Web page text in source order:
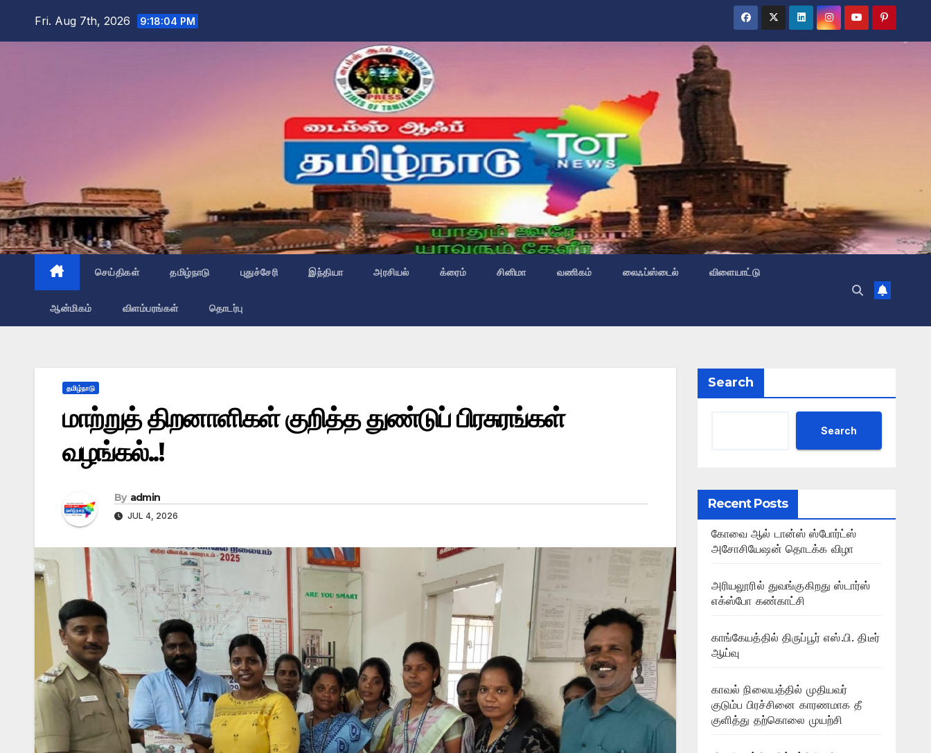
Fri. Aug 7th, 2026 9:18:05 PM
செய்திகள் தமிழ்நாடு புதுச்சேரி இந்தியா அரசியல் க்ரைம் சினிமா வணிகம் லைஃப்ஸ்டைல் விளையாட்டு
ஆன்மிகம் விளம்பரங்கள் தொடர்பு
தமிழ்நாடு
மாற்றுத் திறனாளிகள் குறித்த துண்டுப் பிரசுரங்கள்
வழங்கல்..!
By admin
JUL 4, 2026
Search
Search
Recent Posts
கோவை ஆல் டான்ஸ் ஸ்போர்ட்ஸ்
அசோசியேஷன் தொடக்க விழா
அரியலூரில் துவங்குகிறது ஸ்டார்ஸ்
எக்ஸ்போ கண்காட்சி
காங்கேயத்தில் திருப்பூர் எஸ்.பி. திடீர்
ஆய்வு
காவல் நிலையத்தில் முதியவர்
குடும்ப பிரச்சினை காரணமாக தீ
குளித்து தற்கொலை முயற்சி